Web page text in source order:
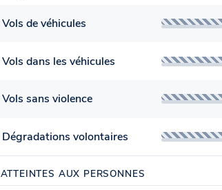
Vols de véhicules
Vols dans les véhicules
Vols sans violence
Dégradations volontaires
ATTEINTES AUX PERSONNES